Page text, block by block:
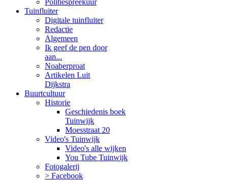
Politiespreekuur
Tuinfluiter
Digitale tuinfluiter
Redactie
Algemeen
Ik geef de pen door
aan...
Noaberproat
Artikelen Luit
Dijkstra
Buurtcultuur
Historie
Geschiedenis boek
Tuinwijk
Moesstraat 20
Video's Tuinwijk
Video's alle wijken
You Tube Tuinwijk
Fotogalerij
> Facebook